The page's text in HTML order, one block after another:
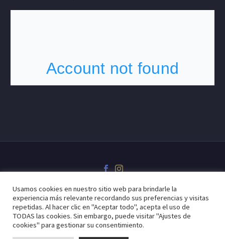
Aviso legal Política de privacidad Política de cookies
Usamos cookies en nuestro sitio web para brindarle la
experiencia más relevante recordando sus preferencias y visitas
repetidas. Al hacer clic en "Aceptar todo", acepta el uso de
TODAS las cookies. Sin embargo, puede visitar "Ajustes de
cookies" para gestionar su consentimiento.